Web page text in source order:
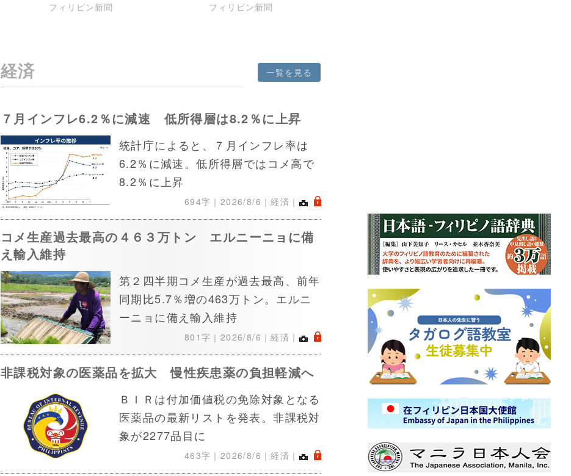
フィリピン新聞
フィリピン新聞
経済 一覧を見る
７月インフレ6.2％に減速 低所得層は8.2％に上昇
統計庁によると、７月インフレ率は
6.2％に減速。低所得層ではコメ高で
8.2％に上昇
694字｜ 2026/8/6 ｜経済｜ .
コメ生産過去最高の４６３万トン エルニーニョに備
え輸入維持
第２四半期コメ生産が過去最高、前年
同期比5.7％増の463万トン。エルニ
ーニョに備え輸入維持
801字｜ 2026/8/6 ｜経済｜ .
非課税対象の医薬品を拡大 慢性疾患薬の負担軽減へ
ＢＩＲは付加価値税の免除対象となる
医薬品の最新リストを発表。非課税対
象が2277品目に
463字｜ 2026/8/6 ｜経済｜ .